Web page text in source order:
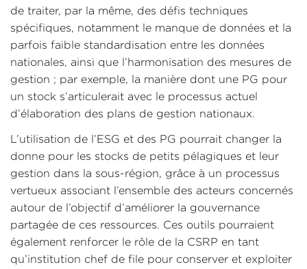
de traiter, par la même, des défis techniques
spécifiques, notamment le manque de données et la
parfois faible standardisation entre les données
nationales, ainsi que l’harmonisation des mesures de
gestion ; par exemple, la manière dont une PG pour
un stock s’articulerait avec le processus actuel
d’élaboration des plans de gestion nationaux.
L’utilisation de l’ESG et des PG pourrait changer la
donne pour les stocks de petits pélagiques et leur
gestion dans la sous-région, grâce à un processus
vertueux associant l’ensemble des acteurs concernés
autour de l’objectif d’améliorer la gouvernance
partagée de ces ressources. Ces outils pourraient
également renforcer le rôle de la CSRP en tant
qu’institution chef de file pour conserver et exploiter